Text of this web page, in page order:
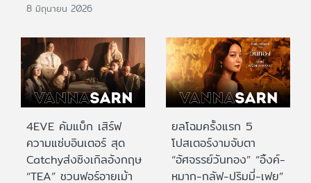
8 มิถุนายน 2026
4EVE คัมแบ็ก เสิร์ฟ
ความแซ่บอินเตอร์ สุด
Catchyส่งซิงเกิลอังกฤษ
“TEA” ชวนฟอร์อายเม้า
ยลโฉมครั้งแรก 5
โปสเตอร์งามจับตา
“อัศจรรย์วันทอง” “อิ้งค์-
หมาก-กลัฟ-ปริมมี่-เฟย”